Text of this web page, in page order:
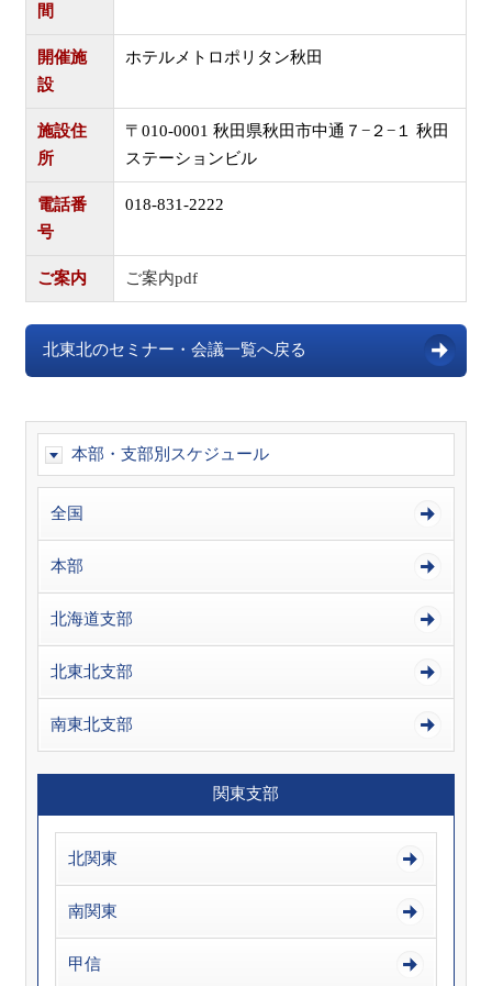
間
開催施
設
ホテルメトロポリタン秋田
施設住
所
〒010-0001 秋田県秋田市中通７−２−１ 秋田
ステーションビル
電話番
号
018-831-2222
ご案内 ご案内pdf
北東北のセミナー・会議一覧へ戻る
本部・支部別スケジュール
全国
本部
北海道支部
北東北支部
南東北支部
関東支部
北関東
南関東
甲信